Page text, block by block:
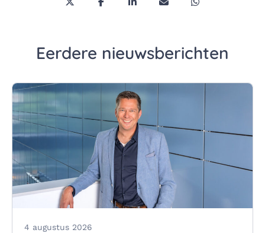
Deel deze pagina via Twitter/X
Deel deze pagina op Facebook
Deel deze pagina op
Deel deze pagina via
Deel deze
Eerdere nieuwsberichten
4 augustus 2026